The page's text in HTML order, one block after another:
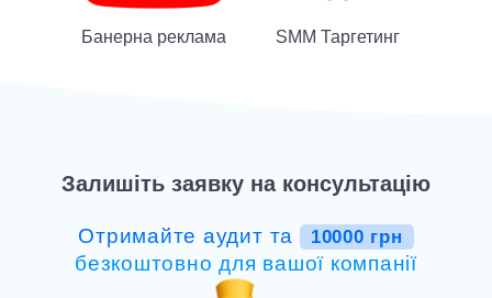
Банерна реклама SMM Таргетинг
Залишіть заявку на консультацію
Отримайте аудит та 10000 грн
безкоштовно для вашої компанії